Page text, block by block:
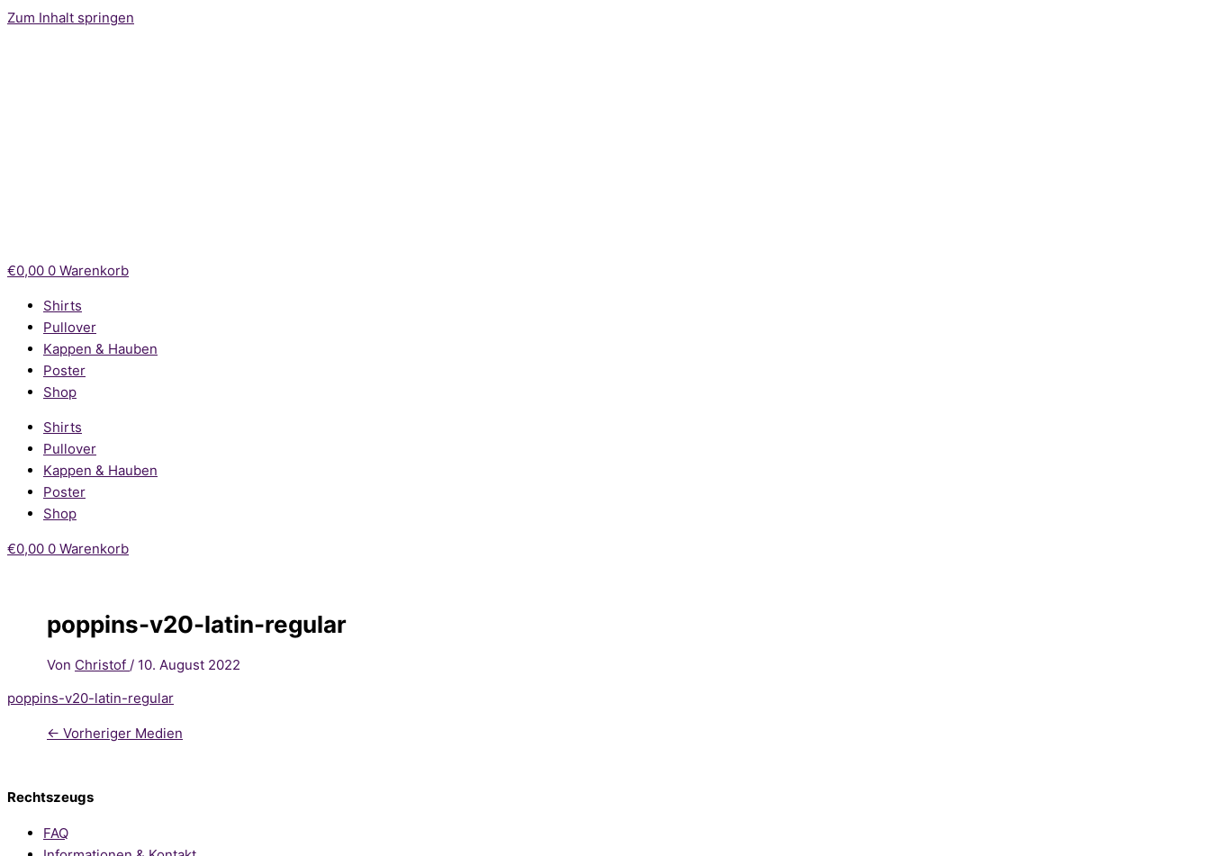
Zum Inhalt springen
€0,00 0 Warenkorb
Shirts
Pullover
Kappen & Hauben
Poster
Shop
Shirts
Pullover
Kappen & Hauben
Poster
Shop
€0,00 0 Warenkorb
poppins-v20-latin-regular
Von Christof / 10. August 2022
poppins-v20-latin-regular
← Vorheriger Medien
Rechtszeugs
FAQ